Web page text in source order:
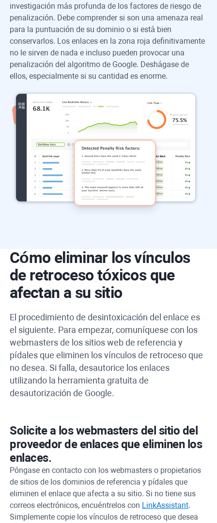
investigación más profunda de los factores de riesgo de
penalización. Debe comprender si son una amenaza real
para la puntuación de su dominio o si está bien
conservarlos. Los enlaces en la zona roja definitivamente
no le sirven de nada e incluso pueden provocar una
penalización del algoritmo de Google. Deshágase de
ellos, especialmente si su cantidad es enorme.
Cómo eliminar los vínculos
de retroceso tóxicos que
afectan a su sitio
El procedimiento de desintoxicación del enlace es
el siguiente. Para empezar, comuníquese con los
webmasters de los sitios web de referencia y
pídales que eliminen los vínculos de retroceso que
no desea. Si falla, desautorice los enlaces
utilizando la herramienta gratuita de
desautorización de Google.
Solicite a los webmasters del sitio del
proveedor de enlaces que eliminen los
enlaces.
Póngase en contacto con los webmasters o propietarios
de sitios de los dominios de referencia y pídales que
eliminen el enlace que afecta a su sitio. Si no tiene sus
correos electrónicos, encuéntrelos con LinkAssistant.
Simplemente copie los vínculos de retroceso que desea